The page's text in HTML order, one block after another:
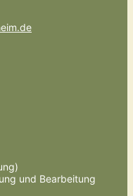
und Bearbeitung